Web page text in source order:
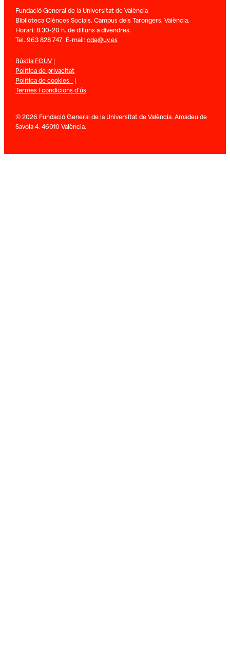
Fundació General de la Universitat de València
Biblioteca Ciènces Socials. Campus dels Tarongers. València.
Horari: 8.30-20 h. de dilluns a divendres.
Tel. 963 828 747 E-mail:cde@uv.es
Bústia FGUV|
Política de privacitat
Política de cookies |
Termes i condicions d’ús
© 2026 Fundació General de la Universitat de València. Amadeu de
Savoia 4. 46010 València.